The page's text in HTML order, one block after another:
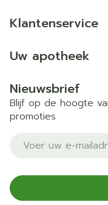
Klantenservice
Uw apotheek
Nieuwsbrief
Blijf op de hoogte
promoties
E-mail adres